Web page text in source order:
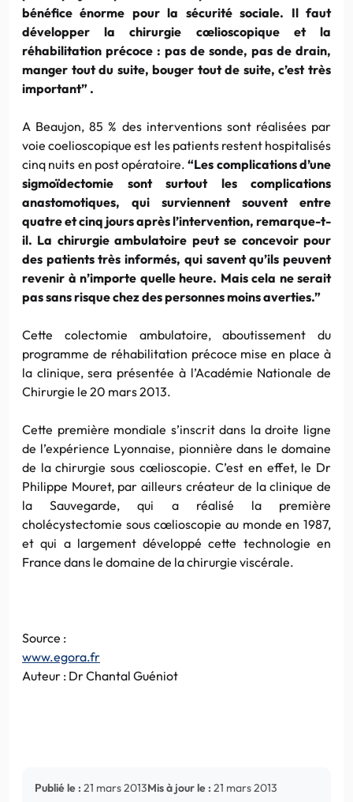
bénéfice énorme pour la sécurité sociale. Il faut
développer la chirurgie cœlioscopiqueet la
réhabilitation précoce : pas de sonde, pas de drain,
manger tout du suite, bouger tout de suite, c’est très
important” .
A Beaujon, 85 % des interventions sont réalisées par
voie coelioscopique est les patients restent hospitalisés
cinq nuits en post opératoire.“Les complications d’une
sigmoïdectomie sont surtout les complications
anastomotiques, qui surviennent souvent entre
quatre et cinq jours après l’intervention, remarque-t-
il. La chirurgieambulatoire peut se concevoir pour
des patients très informés, qui savent qu’ils peuvent
revenir à n’importe quelle heure. Mais cela ne serait
pas sans risque chez des personnes moins averties.”
Cette colectomie ambulatoire, aboutissement du
programme de réhabilitation précoce mise en place à
la clinique, sera présentée à l’Académie Nationale de
Chirurgie le 20 mars 2013.
Cette première mondiale s’inscrit dans la droite ligne
de l’expérience Lyonnaise, pionnière dans le domaine
de la chirurgie sous cœlioscopie. C’est en effet, le Dr
Philippe Mouret, par ailleurs créateur de la clinique de
la Sauvegarde, qui a réalisé la première
cholécystectomie sous cœlioscopie au monde en 1987,
et qui a largement développé cette technologie en
France dans le domaine de la chirurgie viscérale.
Source :
www.egora.fr
Auteur : DrChantal Guéniot
Publié le : 21 mars 2013Mis à jour le : 21 mars 2013